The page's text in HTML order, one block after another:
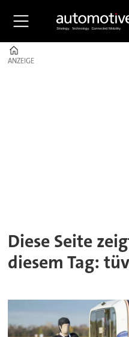
ANZEIGE
ANZEIGE
Diese Seite
diesem Tag: